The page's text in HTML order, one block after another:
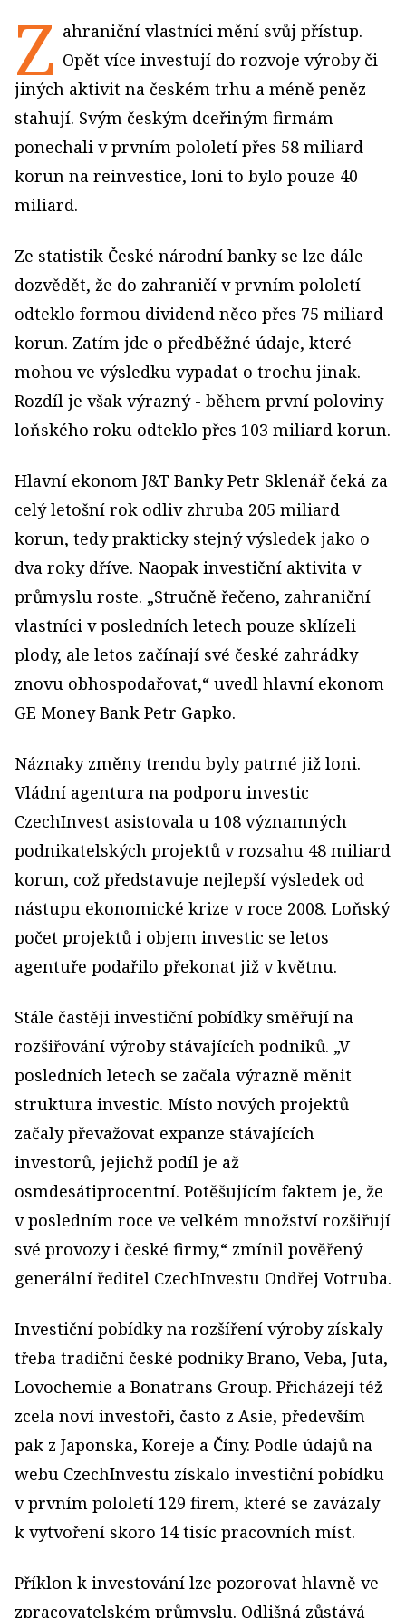
Z ahraniční vlastníci mění svůj přístup.
Opět více investují do rozvoje výroby či
jiných aktivit na českém trhu a méně peněz
stahují. Svým českým dceřiným firmám
ponechali v prvním pololetí přes 58 miliard
korun na reinvestice, loni to bylo pouze 40
miliard.
Ze statistik České národní banky se lze dále
dozvědět, že do zahraničí v prvním pololetí
odteklo formou dividend něco přes 75 miliard
korun. Zatím jde o předběžné údaje, které
mohou ve výsledku vypadat o trochu jinak.
Rozdíl je však výrazný - během první poloviny
loňského roku odteklo přes 103 miliard korun.
Hlavní ekonom J&T Banky Petr Sklenář čeká za
celý letošní rok odliv zhruba 205 miliard
korun, tedy prakticky stejný výsledek jako o
dva roky dříve. Naopak investiční aktivita v
průmyslu roste. „Stručně řečeno, zahraniční
vlastníci v posledních letech pouze sklízeli
plody, ale letos začínají své české zahrádky
znovu obhospodařovat,“ uvedl hlavní ekonom
GE Money Bank Petr Gapko.
Náznaky změny trendu byly patrné již loni.
Vládní agentura na podporu investic
CzechInvest asistovala u 108 významných
podnikatelských projektů v rozsahu 48 miliard
korun, což představuje nejlepší výsledek od
nástupu ekonomické krize v roce 2008. Loňský
počet projektů i objem investic se letos
agentuře podařilo překonat již v květnu.
Stále častěji investiční pobídky směřují na
rozšiřování výroby stávajících podniků. „V
posledních letech se začala výrazně měnit
struktura investic. Místo nových projektů
začaly převažovat expanze stávajících
investorů, jejichž podíl je až
osmdesátiprocentní. Potěšujícím faktem je, že
v posledním roce ve velkém množství rozšiřují
své provozy i české firmy,“ zmínil pověřený
generální ředitel CzechInvestu Ondřej Votruba.
Investiční pobídky na rozšíření výroby získaly
třeba tradiční české podniky Brano, Veba, Juta,
Lovochemie a Bonatrans Group. Přicházejí též
zcela noví investoři, často z Asie, především
pak z Japonska, Koreje a Číny. Podle údajů na
webu CzechInvestu získalo investiční pobídku
v prvním pololetí 129 firem, které se zavázaly
k vytvoření skoro 14 tisíc pracovních míst.
Příklon k investování lze pozorovat hlavně ve
zpracovatelském průmyslu. Odlišná zůstává